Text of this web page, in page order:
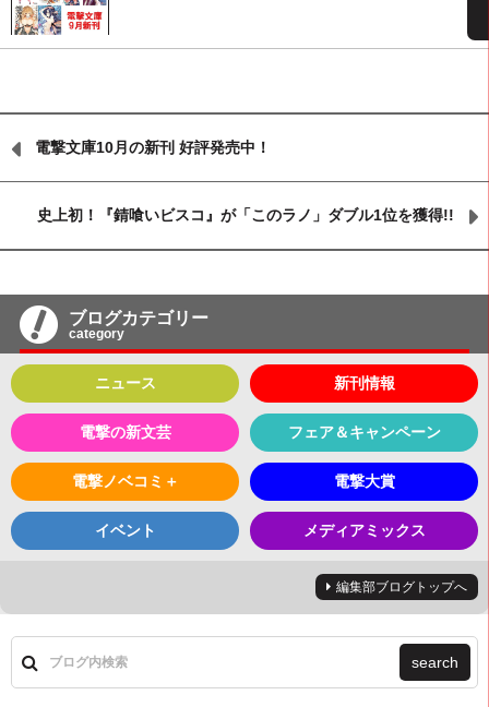
電撃文庫10月の新刊 好評発売中！
史上初！『錆喰いビスコ』が「このラノ」ダブル1位を獲得!!
ブログカテゴリー
category
ニュース 新刊情報
電撃の新文芸 フェア＆キャンペーン
電撃ノベコミ＋ 電撃大賞
イベント メディアミックス
編集部ブログトップへ
search